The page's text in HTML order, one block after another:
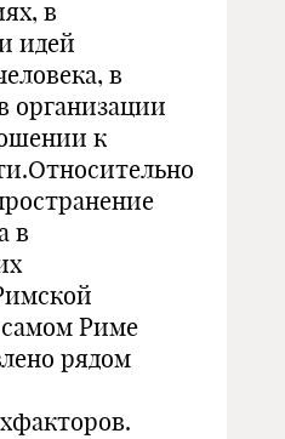
в
идей
в
организации
к
в
Риме
рядом